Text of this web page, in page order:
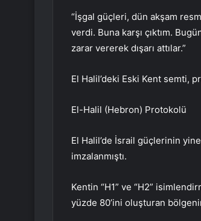
“İşgal güçleri, dün akşam
verdi. Buna karşı çıktım.
zarar vererek dışarı attılar.”
El Halil’deki Eski Kent semti,
El-Halil (Hebron) Protokolü
El Halil’de İsrail güçlerinin
imzalanmıştı.
Kentin “H1” ve “H2”
yüzde 80’ini oluşturan